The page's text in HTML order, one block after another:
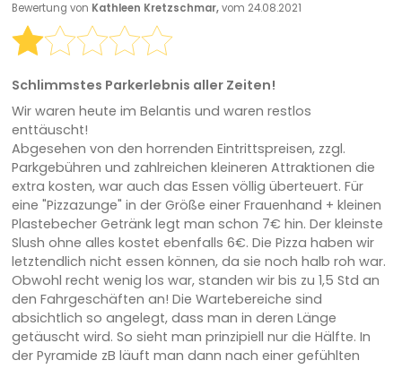
Bewertung von Kathleen Kretzschmar,vom 24.08.2021
Schlimmstes Parkerlebnis aller Zeiten!
Wir waren heute im Belantis und waren restlos
enttäuscht!
Abgesehen von den horrenden Eintrittspreisen, zzgl.
Parkgebühren und zahlreichen kleineren Attraktionen die
extra kosten, war auch das Essen völlig überteuert. Für
eine "Pizzazunge" in der Größe einer Frauenhand + kleinen
Plastebecher Getränk legt man schon 7€ hin. Der kleinste
Slush ohne alles kostet ebenfalls 6€. Die Pizza haben wir
letztendlich nicht essen können, da sie noch halb roh war.
Obwohl recht wenig los war, standen wir bis zu 1,5 Std an
den Fahrgeschäften an! Die Wartebereiche sind
absichtlich so angelegt, dass man in deren Länge
getäuscht wird. So sieht man prinzipiell nur die Hälfte. In
der Pyramide zB läuft man dann nach einer gefühlten